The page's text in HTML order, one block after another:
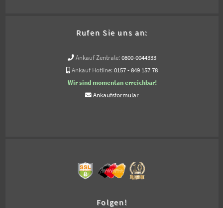
Rufen Sie uns an:
Ankauf Zentrale: 0800-0044333
Ankauf Hotline: 0157 - 849 157 78
Wir sind momentan erreichbar!
Ankaufsformular
Folgen!